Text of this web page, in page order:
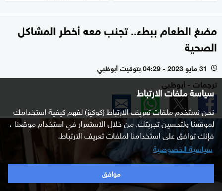
سياسة ملفات الارتباط
نحن نستخدم ملفات تعريف الارتباط (كوكيز) لفهم كيفية استخدامك
لموقعنا ولتحسين تجربتك. من خلال الاستمرار في استخدام موقعنا ،
فإنك توافق على استخدامنا لملفات تعريف الارتباط.
سياسية الخصوصية
موافق
مضغ الطعام ببطء.. تجنب معه أخطر المشاكل
الصحية
l 31 مايو 2023 - 04:29 بتوقيت أبوظبي
ترجمات - أبوظبي